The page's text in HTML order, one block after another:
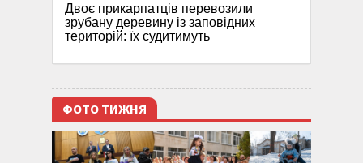
Двоє прикарпатців перевозили
зрубану деревину із заповідних
територій: їх судитимуть
ФОТО ТИЖНЯ